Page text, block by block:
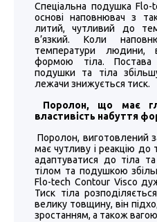
Спеціальна подушка
основі наповнювач з
литий, чутливий до
в’язкий. Коли
температури людини,
формою тіла. Постава
подушки та тіла
лежачи знижується тиск.
Поролон, що має
властивість набуття
Поролон, виготовлений
має чутливу і реакцію до
адаптуватися до тіла
тілом та подушкою
Flo-tech Contour Visco
Тиск тіла
велику товщину, він
зростанням, а також вагою